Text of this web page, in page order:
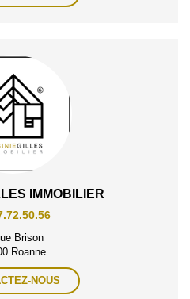
IMMOBILIER
Brison
Roanne
NOUS